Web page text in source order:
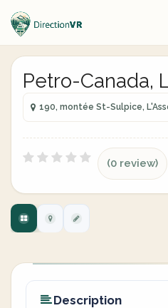
Petro-Canada,
190, montée St-Sulpice,
(0 review)
Description